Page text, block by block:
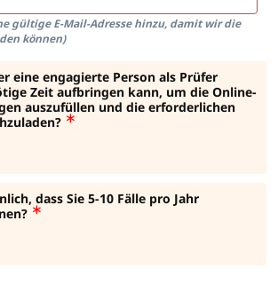
gültige E-Mail-Adresse hinzu, damit wir die
können)
eine engagierte Person als Prüfer
Zeit aufbringen kann, um die Online-
auszufüllen und die erforderlichen
dass Sie 5-10 Fälle pro Jahr